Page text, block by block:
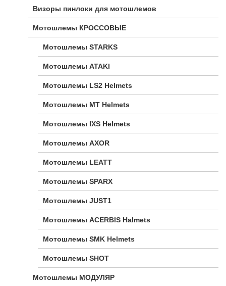
Визоры пинлоки для мотошлемов
Мотошлемы КРОССОВЫЕ
Мотошлемы STARKS
Мотошлемы ATAKI
Мотошлемы LS2 Helmets
Мотошлемы MT Helmets
Мотошлемы IXS Helmets
Мотошлемы AXOR
Мотошлемы LEATT
Мотошлемы SPARX
Мотошлемы JUST1
Мотошлемы ACERBIS Halmets
Мотошлемы SMK Helmets
Мотошлемы SHOT
Мотошлемы МОДУЛЯР